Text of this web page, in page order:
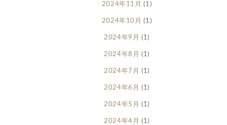
2024年11月 (1)
2024年10月 (1)
2024年9月 (1)
2024年8月 (1)
2024年7月 (1)
2024年6月 (1)
2024年5月 (1)
2024年4月 (1)